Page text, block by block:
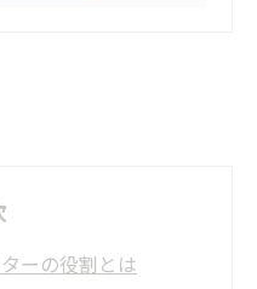
ーの役割とは